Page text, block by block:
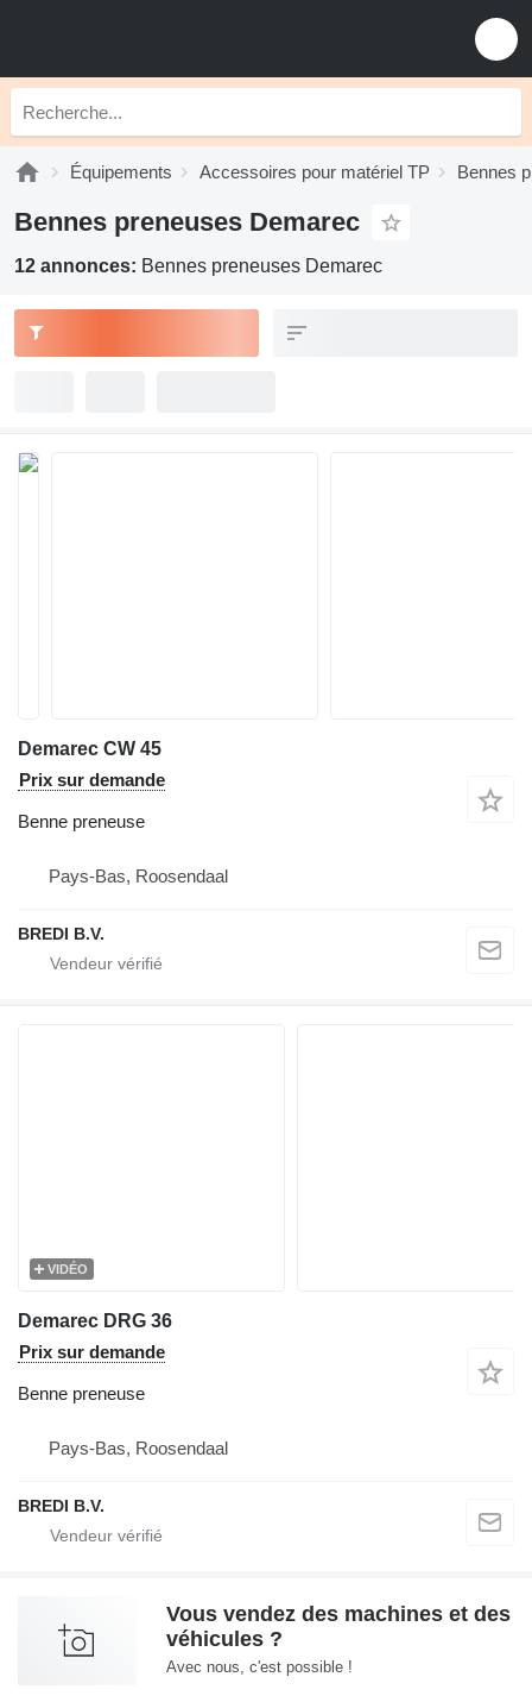
Équipements Accessoires pour matériel TP Bennes
Bennes preneuses Demarec
12 annonces: Bennes preneuses Demarec
Demarec CW 45
Prix sur demande
Benne preneuse
Pays-Bas, Roosendaal
BREDI B.V.
VIDÉO
Demarec DRG 36
Prix sur demande
Benne preneuse
Pays-Bas, Roosendaal
BREDI B.V.
Vous vendez des machines et des
véhicules ?
Avec nous, c'est possible !